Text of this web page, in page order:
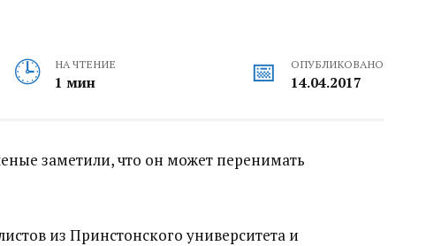
НА ЧТЕНИЕ
1 мин
ОПУБЛИКОВАНО
14.04.2017
заметили, что он может перенимать
из Принстонского университета и